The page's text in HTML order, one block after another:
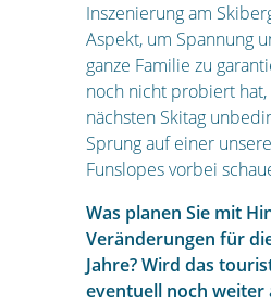
Inszenierung am
Aspekt, um Spannung
ganze Familie zu
noch nicht probiert
nächsten Skitag
Sprung auf einer
Funslopes vorbei
Was planen Sie mit
Veränderungen für
Jahre? Wird das
eventuell noch weiter